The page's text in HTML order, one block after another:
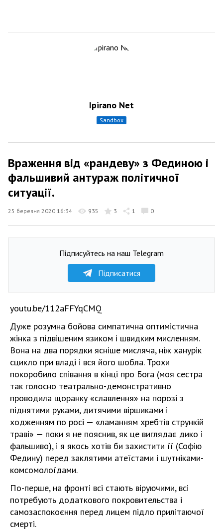
Ipirano Net
sandbox
Враження від «рандеву» з Фединою і
фальшивий антураж політичної
ситуації.
25 березня 2020 16:34 935 3 1 0
Підписуйтесь на наш Telegram
Підписатися
youtu.be/112aFFYqCMQ
Дуже розумна бойова симпатична оптимістична
жінка з підвішеним язиком і швидким мисленням.
Вона на два порядки ясніше мисляча, ніж ханурік
сцикло при владі і вся його шобла. Трохи
покоробило співання в кінці про Бога (моя сестра
так голосно театрально-демонстративно
проводила щоранку «славлення» на порозі з
піднятими руками, дитячими віршиками і
ходженням по росі — «ламанням хребтів стрункій
траві» — поки я не пояснив, як це виглядає дико і
фальшиво), і я якось хотів би захистити її (Софію
Федину) перед заклятими атеїстами і шутніками-
комсомолоїдами.
По-перше, на фронті всі стають віруючими, всі
потребують додаткового покровительства і
самозаспокоєння перед лицем підло прилітаючої
смерті.